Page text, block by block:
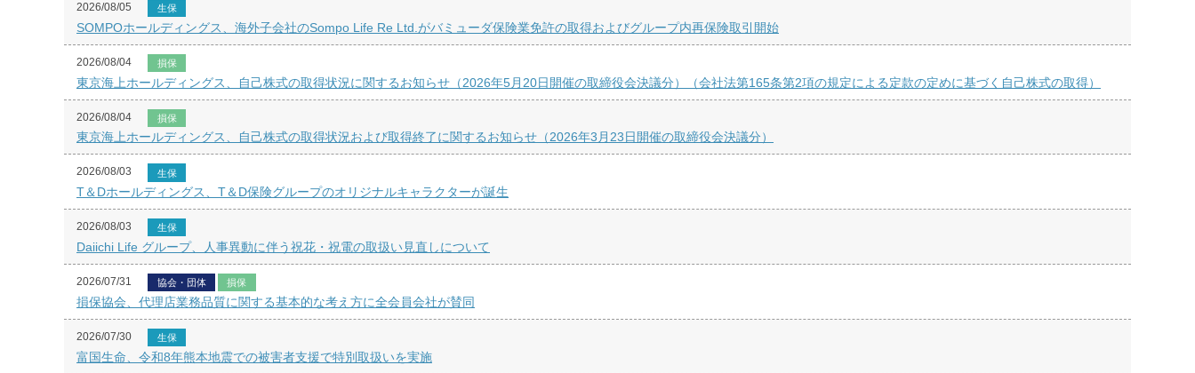
2026/08/05 生保
SOMPOホールディングス、海外子会社のSompo Life Re Ltd.がバミューダ保険業免許の取得およびグループ内再保険取引開始
2026/08/04 損保
東京海上ホールディングス、自己株式の取得状況に関するお知らせ（2026年5月20日開催の取締役会決議分）（会社法第165条第2項の規定による定款の定めに基づく自己株式の取得）
2026/08/04 損保
東京海上ホールディングス、自己株式の取得状況および取得終了に関するお知らせ（2026年3月23日開催の取締役会決議分）
2026/08/03 生保
T＆Dホールディングス、T＆D保険グループのオリジナルキャラクターが誕生
2026/08/03 生保
Daiichi Life グループ、人事異動に伴う祝花・祝電の取扱い見直しについて
2026/07/31 協会・団体 損保
損保協会、代理店業務品質に関する基本的な考え方に全会員会社が賛同
2026/07/30 生保
富国生命、令和8年熊本地震での被害者支援で特別取扱いを実施